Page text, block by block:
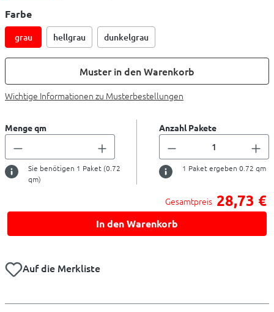
Farbe
grau hellgrau dunkelgrau
Muster in den Warenkorb
Wichtige Informationen zu Musterbestellungen
Menge qm
Sie benötigen 1 Paket (0.72
qm)
Anzahl Pakete
1 Paket ergeben 0.72 qm
Gesamtpreis 28,73 €
In den Warenkorb
Auf die Merkliste